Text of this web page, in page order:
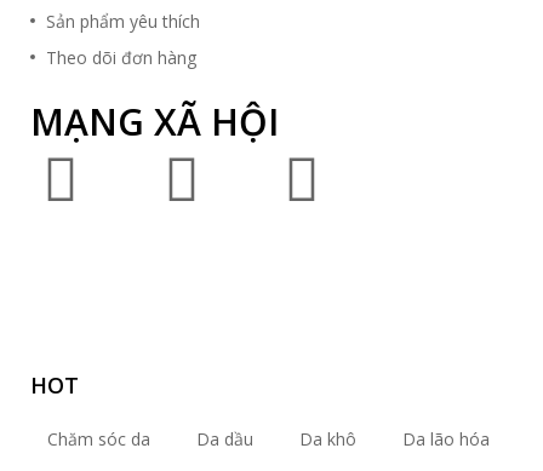
Sản phẩm yêu thích
Theo dõi đơn hàng
MẠNG XÃ HỘI
HOT
Chăm sóc da Da dầu Da khô Da lão hóa